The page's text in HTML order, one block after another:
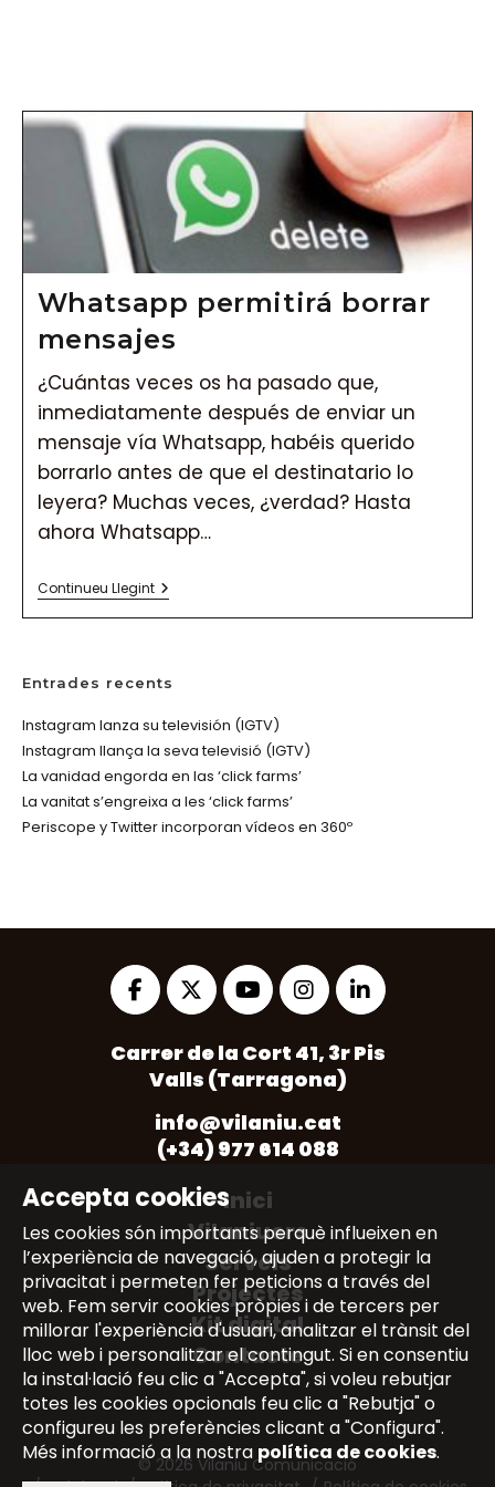
Whatsapp permitirá borrar
mensajes
¿Cuántas veces os ha pasado que,
inmediatamente después de enviar un
mensaje vía Whatsapp, habéis querido
borrarlo antes de que el destinatario lo
leyera? Muchas veces, ¿verdad? Hasta
ahora Whatsapp…
Continueu LlegintWhatsapp
Permitirá
Borrar
Entrades recents
Instagram lanza su televisión (IGTV)
Instagram llança la seva televisió (IGTV)
La vanidad engorda en las ‘click farms’
La vanitat s’engreixa a les ‘click farms’
Periscope y Twitter incorporan vídeos en 360º
Accepta cookies
Les cookies són importants perquè influeixen en
l’experiència de navegació, ajuden a protegir la
privacitat i permeten fer peticions a través del
web. Fem servir cookies pròpies i de tercers per
millorar l'experiència d'usuari, analitzar el trànsit del
lloc web i personalitzar el contingut. Si en consentiu
la instal·lació feu clic a "Accepta", si voleu rebutjar
totes les cookies opcionals feu clic a "Rebutja" o
configureu les preferències clicant a "Configura".
Més informació a la nostra política de cookies.
in
new
tab
in
a
tab
in
a
new
tab
in
a
tab
in
Carrer de la Cort 41, 3r Pis
Valls (Tarragona)
info@vilaniu.cat
(+34) 977 614 088
Inici
Vilaniuers
Serveis
Projectes
Kit digital
Contacte
© 2026 Vilaniu Comunicació